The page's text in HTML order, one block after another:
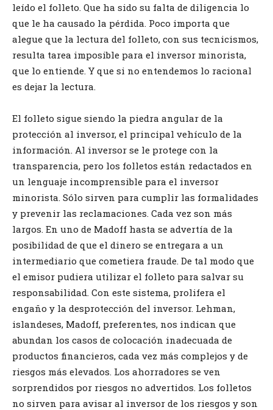
leído el folleto. Que ha sido su falta de diligencia lo
que le ha causado la pérdida. Poco importa que
alegue que la lectura del folleto, con sus tecnicismos,
resulta tarea imposible para el inversor minorista,
que lo entiende. Y que si no entendemos lo racional
es dejar la lectura.
El folleto sigue siendo la piedra angular de la
protección al inversor, el principal vehículo de la
información. Al inversor se le protege con la
transparencia, pero los folletos están redactados en
un lenguaje incomprensible para el inversor
minorista. Sólo sirven para cumplir las formalidades
y prevenir las reclamaciones. Cada vez son más
largos. En uno de Madoff hasta se advertía de la
posibilidad de que el dinero se entregara a un
intermediario que cometiera fraude. De tal modo que
el emisor pudiera utilizar el folleto para salvar su
responsabilidad. Con este sistema, prolifera el
engaño y la desprotección del inversor. Lehman,
islandeses, Madoff, preferentes, nos indican que
abundan los casos de colocación inadecuada de
productos financieros, cada vez más complejos y de
riesgos más elevados. Los ahorradores se ven
sorprendidos por riesgos no advertidos. Los folletos
no sirven para avisar al inversor de los riesgos y son